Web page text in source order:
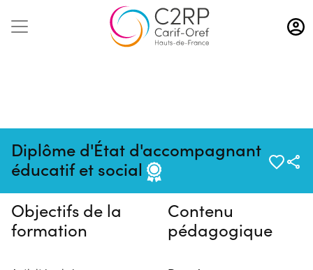
Aller
au
contenu
Diplôme d'État d'accompagnant
éducatif et social
Pas de session programmée en
ce moment
Objectifs de la
formation
Contenu
pédagogique